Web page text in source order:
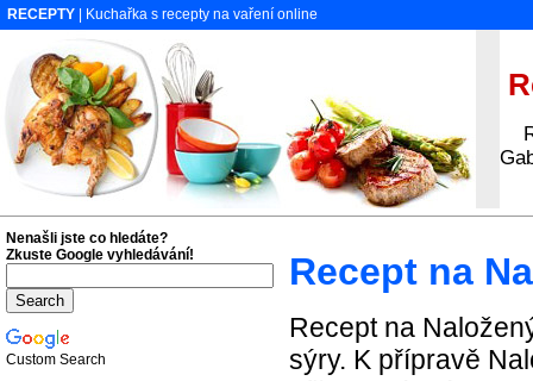
RECEPTY | Kuchařka s recepty na vaření online
Recept na
Recept na
sýry. K přípravě
Nenašli jste co hledáte?
Zkuste Google vyhledávání!
Custom Search